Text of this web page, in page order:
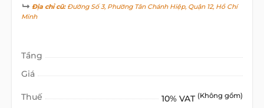
Địa chỉ cũ:Đường Số 3, Phường Tân Chánh Hiệp, Quận 12, Hồ Chí
Minh
Tầng
Giá
Thuế 10% VAT (Không gồm)